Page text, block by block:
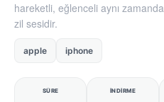
hareketli, eğlenceli aynı
zil sesidir.
apple iphone
SÜRE İNDIRME